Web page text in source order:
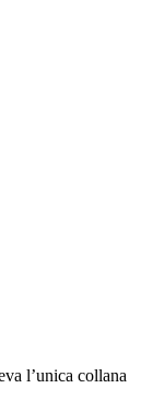
l’unica collana